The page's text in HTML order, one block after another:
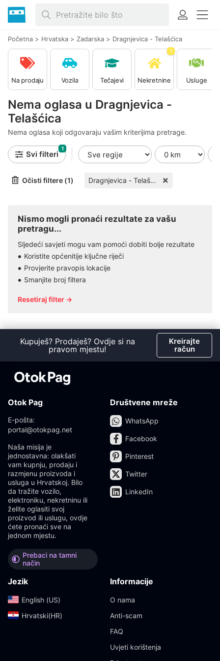
Početna > Hrvatska > Zadarska > Dragnjevica - Telašćica
Nema oglasa u Dragnjevica -
Telašćica
Nema oglasa koji odgovaraju vašim kriterijima pretrage.
Na prodaju Vozila Tečajevi Nekretnine
1
Usluge
Svi filteri
1
Očisti filtere (1) Dragnjevica - Telašćica
Nismo mogli pronaći rezultate za vašu
pretragu...
Sljedeći savjeti mogu vam pomoći dobiti bolje rezultate
Koristite općenitije ključne riječi
Provjerite pravopis lokacije
Smanjite broj filtera
Resetiraj filter →
Kupuješ? Prodaješ? Ovdje si na
pravom mjestu!
Kreirajte
račun
Otok Pag
E-pošta:
portal@otokpag.net
Naša misija je
jednostavna: olakšati
vam kupnju, prodaju i
razmjenu proizvoda i
usluga u Hrvatskoj. Bilo
da tražite vozilo,
elektroniku, nekretninu ili
želite oglasiti svoj
proizvod ili uslugu, ovdje
ćete pronaći sve na
jednom mjestu.
Prebaci na tamni
način
Društvene mreže
WhatsApp
Facebook
Pinterest
Twitter
LinkedIn
Jezik
English (US)‎
Hrvatski(HR)‎
Informacije
O nama
Anti-scam
FAQ
Uvjeti korištenja